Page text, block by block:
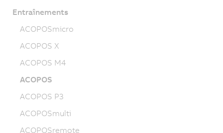
Entraînements
ACOPOSmicro
ACOPOS X
ACOPOS M4
ACOPOS
ACOPOS P3
ACOPOSmulti
ACOPOSremote